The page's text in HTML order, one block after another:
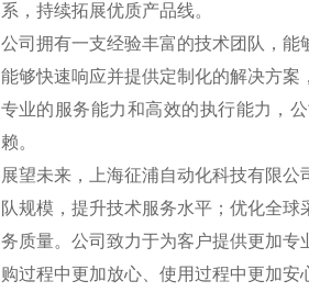
系，持续拓展优质产品线。
公司拥有一支经验丰富的技术团队，
能够快速响应并提供定制化的解决方
专业的服务能力和高效的执行能力，
赖。
展望未来，上海征浦自动化科技有限
队规模，提升技术服务水平；优化全
务质量。公司致力于为客户提供更加
购过程中更加放心、使用过程中更加安